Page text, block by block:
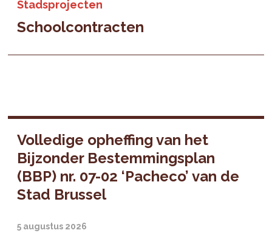
Stadsprojecten
Schoolcontracten
Volledige opheffing van het
Bijzonder Bestemmingsplan
(BBP) nr. 07-02 ‘Pacheco’ van de
Stad Brussel
5 augustus 2026